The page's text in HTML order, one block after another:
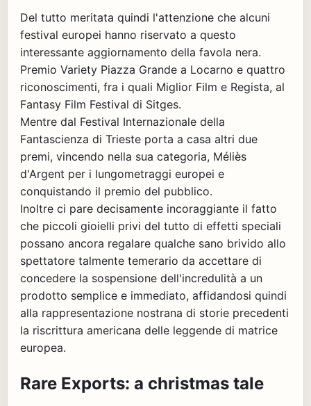
Del tutto meritata quindi l'attenzione che alcuni
festival europei hanno riservato a questo
interessante aggiornamento della favola nera.
Premio Variety Piazza Grande a Locarno e quattro
riconoscimenti, fra i quali Miglior Film e Regista, al
Fantasy Film Festival di Sitges.
Mentre dal Festival Internazionale della
Fantascienza di Trieste porta a casa altri due
premi, vincendo nella sua categoria, Méliès
d'Argent per i lungometraggi europei e
conquistando il premio del pubblico.
Inoltre ci pare decisamente incoraggiante il fatto
che piccoli gioielli privi del tutto di effetti speciali
possano ancora regalare qualche sano brivido allo
spettatore talmente temerario da accettare di
concedere la sospensione dell'incredulità a un
prodotto semplice e immediato, affidandosi quindi
alla rappresentazione nostrana di storie precedenti
la riscrittura americana delle leggende di matrice
europea.
Rare Exports: a christmas tale